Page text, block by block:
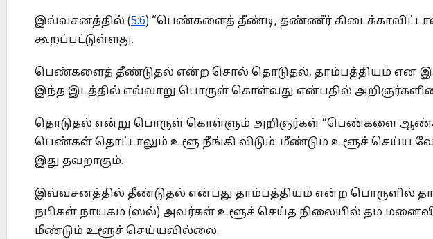
இவ்வசனத்தில் (5:6) “பெண்களைத் தீண்டி, தண்ணீர்
கூறப்பட்டுள்ளது.
பெண்களைத் தீண்டுதல் என்ற சொல் தொடுதல், தாம்பத்தியம் என
இந்த இடத்தில் எவ்வாறு பொருள் கொள்வது என்பதில்
தொடுதல் என்று பொருள் கொள்ளும் அறிஞர்கள் “பெண்களை
பெண்கள் தொட்டாலும் உளூ நீங்கி விடும். மீண்டும் உளூச் செய்ய
இது தவறாகும்.
இவ்வசனத்தில் தீண்டுதல் என்பது தாம்பத்தியம் என்ற பொருளில்
நபிகள் நாயகம் (ஸல்) அவர்கள் உளூச் செய்த நிலையில் தம்
மீண்டும் உளூச் செய்யவில்லை.